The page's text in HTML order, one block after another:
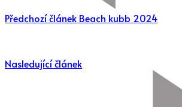
Předchozí článek Beach kubb 2024
Nasledující článek